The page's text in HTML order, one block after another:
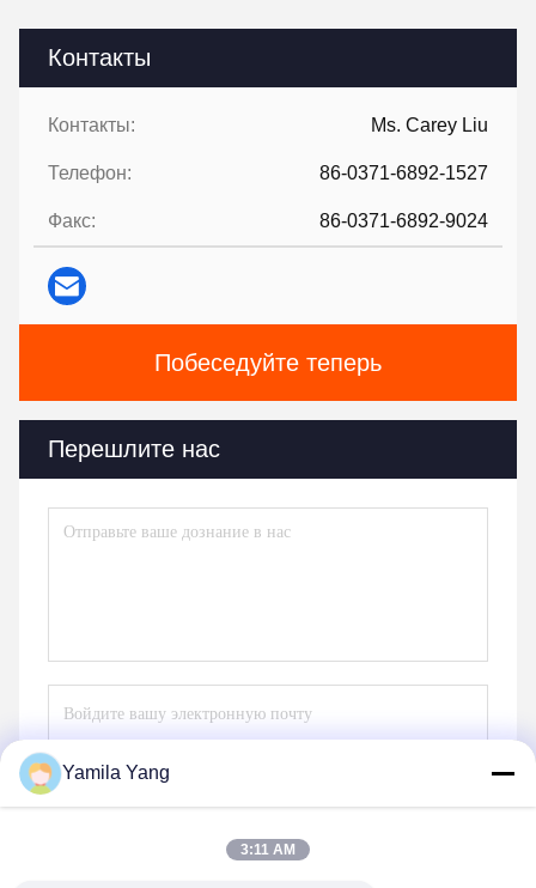
Контакты
Контакты: Ms. Carey Liu
Телефон: 86-0371-6892-1527
Факс: 86-0371-6892-9024
Побеседуйте теперь
Перешлите нас
Отправьте
Yamila Yang
3:11 AM